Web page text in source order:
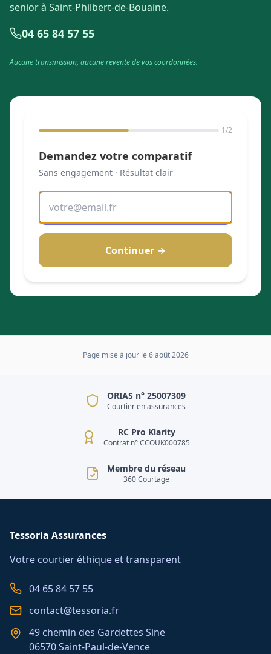
senior à Saint-Philbert-de-Bouaine.
04 65 84 57 55
Aucune transmission, aucune revente de vos coordonnées.
1/2
Demandez votre comparatif
Sans engagement · Résultat clair
Continuer →
Page mise à jour le 6 août 2026
ORIAS n° 25007309
Courtier en assurances
RC Pro Klarity
Contrat n° CCOUK000785
Membre du réseau
360 Courtage
Tessoria Assurances
Votre courtier éthique et transparent
04 65 84 57 55
contact@tessoria.fr
49 chemin des Gardettes Sine
06570 Saint-Paul-de-Vence